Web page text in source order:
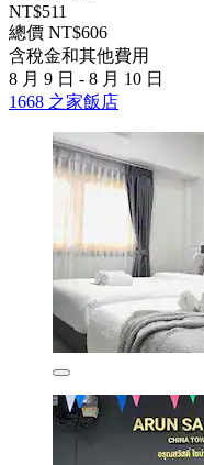
NT$511
總價 NT$606
含稅金和其他費用
8 月 9 日 - 8 月 10 日
1668 之家飯店